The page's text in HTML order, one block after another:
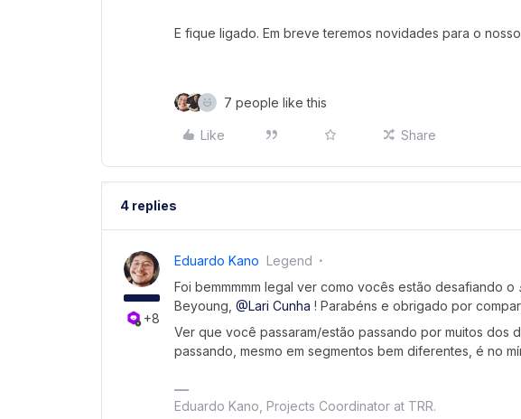
E fique ligado. Em breve teremos novidades para o
7 people like this
Like Share
4 replies
+8
Eduardo Kano Legend
Foi bemmmmm legal ver como vocês estão desafiando o
Beyoung, @Lari Cunha ! Parabéns e obrigado por
Ver que você passaram/estão passando por muitos dos
passando, mesmo em segmentos bem diferentes, é no
Eduardo Kano, Projects Coordinator at TRR.